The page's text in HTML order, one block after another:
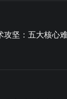
攻坚：五大核心